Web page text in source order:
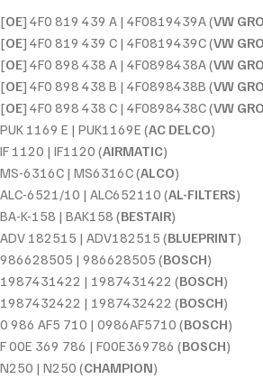
[OE] 4F0 819 439 A | 4F0819439A (VW
[OE] 4F0 819 439 C | 4F0819439C (VW
[OE] 4F0 898 438 A | 4F0898438A (VW
[OE] 4F0 898 438 B | 4F0898438B (VW
[OE] 4F0 898 438 C | 4F0898438C (VW
PUK 1169 E | PUK1169E (AC DELCO)
IF 1120 | IF1120 (AIRMATIC)
MS-6316C | MS6316C (ALCO)
ALC-6521/10 | ALC652110 (AL-FILTERS)
BA-K-158 | BAK158 (BESTAIR)
ADV 182515 | ADV182515 (BLUEPRINT)
986628505 | 986628505 (BOSCH)
1987431422 | 1987431422 (BOSCH)
1987432422 | 1987432422 (BOSCH)
0 986 AF5 710 | 0986AF5710 (BOSCH)
F 00E 369 786 | F00E369786 (BOSCH)
N250 | N250 (CHAMPION)